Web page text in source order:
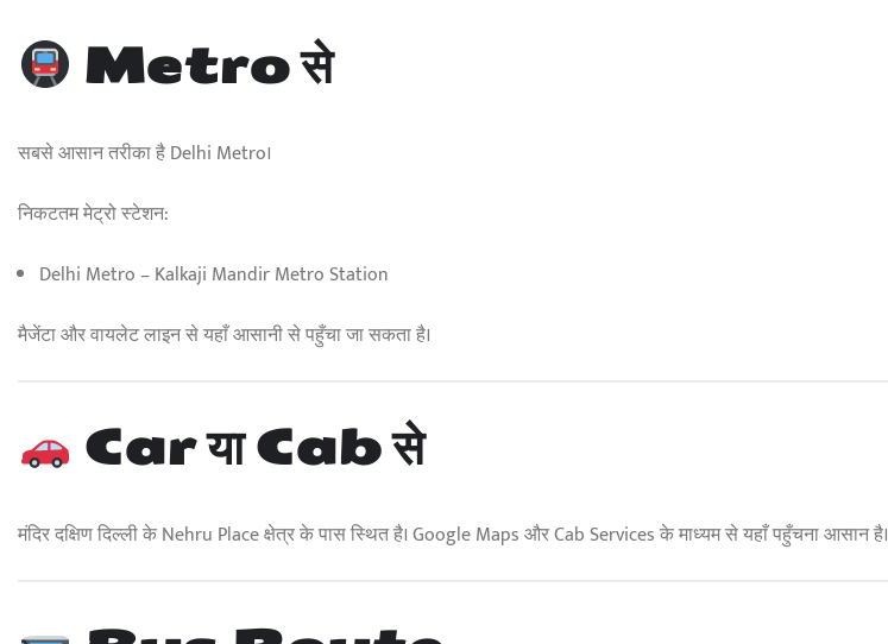
Metro से
सबसे आसान तरीका है Delhi Metro।
निकटतम मेट्रो स्टेशन:
Delhi Metro – Kalkaji Mandir Metro Station
मैजेंटा और वायलेट लाइन से यहाँ आसानी से पहुँचा जा सकता है।
Car या Cab से
मंदिर दक्षिण दिल्ली के Nehru Place क्षेत्र के पास स्थित है। Google Maps और Cab Services के माध्यम से यहाँ पहुँचना आसान है।